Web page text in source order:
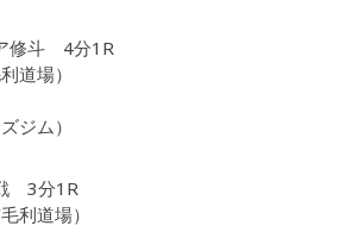
修斗 4分1R
道場）
ジム）
3分1R
利道場）